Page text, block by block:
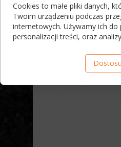
Cookies to małe pliki danych,
Twoim urządzeniu podczas
internetowych. Używamy ich do
personalizacji treści, oraz